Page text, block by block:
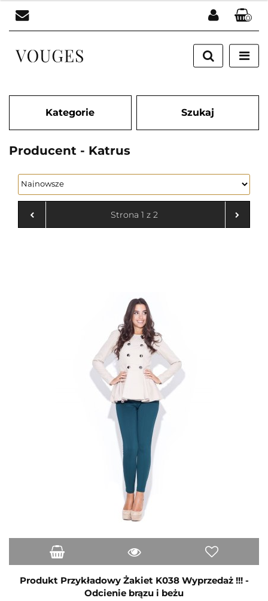
Zaloguj się
Zarejestruj się
0
Kategorie Szukaj
Producent - Katrus
Produkt Przykładowy Żakiet K038 Wyprzedaż !!! -
Odcienie brązu i beżu